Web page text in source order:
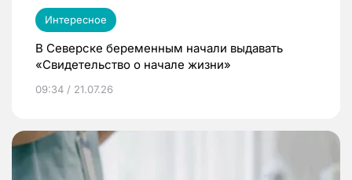
Интересное
В Северске беременным начали выдавать
«Свидетельство о начале жизни»
09:34 / 21.07.26